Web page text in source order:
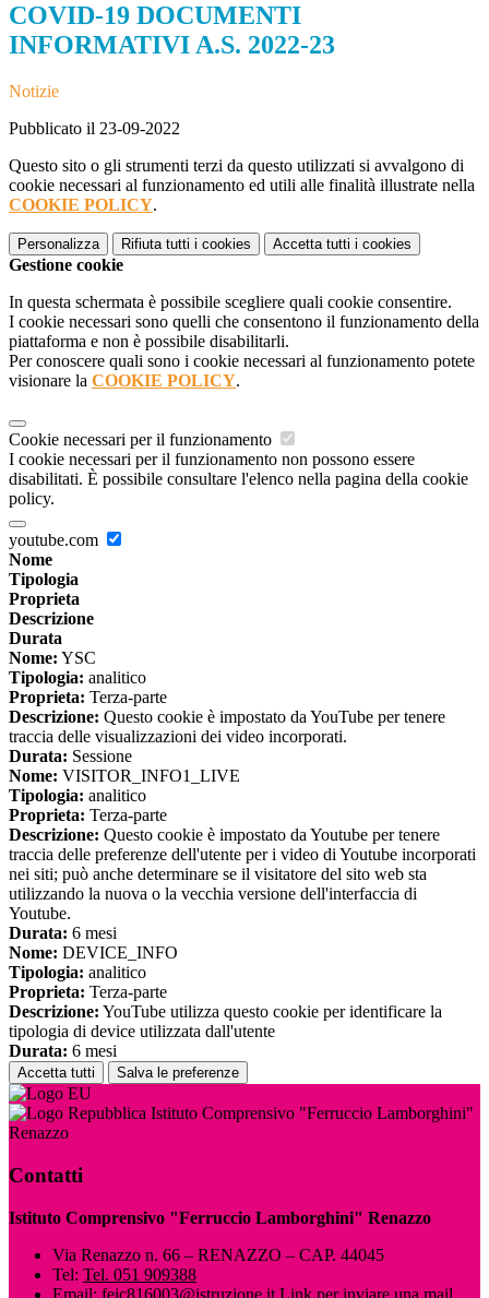
COVID-19 DOCUMENTI
INFORMATIVI A.S. 2022-23
Notizie
Pubblicato il 23-09-2022
Questo sito o gli strumenti terzi da questo utilizzati si avvalgono di
cookie necessari al funzionamento ed utili alle finalità illustrate nella
COOKIE POLICY.
Personalizza Rifiuta tutti i cookies Accetta tutti i cookies
Gestione cookie
In questa schermata è possibile scegliere quali cookie consentire.
I cookie necessari sono quelli che consentono il funzionamento della
piattaforma e non è possibile disabilitarli.
Per conoscere quali sono i cookie necessari al funzionamento potete
visionare la COOKIE POLICY.
Cookie necessari per il funzionamento
I cookie necessari per il funzionamento non possono essere
disabilitati. È possibile consultare l'elenco nella pagina della cookie
policy.
youtube.com
Nome
Tipologia
Proprieta
Descrizione
Durata
Nome: YSC
Tipologia: analitico
Proprieta: Terza-parte
Descrizione: Questo cookie è impostato da YouTube per tenere
traccia delle visualizzazioni dei video incorporati.
Durata: Sessione
Nome: VISITOR_INFO1_LIVE
Tipologia: analitico
Proprieta: Terza-parte
Descrizione: Questo cookie è impostato da Youtube per tenere
traccia delle preferenze dell'utente per i video di Youtube incorporati
nei siti; può anche determinare se il visitatore del sito web sta
utilizzando la nuova o la vecchia versione dell'interfaccia di
Youtube.
Durata: 6 mesi
Nome: DEVICE_INFO
Tipologia: analitico
Proprieta: Terza-parte
Descrizione: YouTube utilizza questo cookie per identificare la
tipologia di device utilizzata dall'utente
Durata: 6 mesi
Accetta tutti Salva le preferenze
Istituto Comprensivo "Ferruccio Lamborghini"
Renazzo
Contatti
Istituto Comprensivo "Ferruccio Lamborghini" Renazzo
Via Renazzo n. 66 – RENAZZO – CAP. 44045
Tel: Tel. 051 909388
Email: feic816003@istruzione.it Link per inviare una mail